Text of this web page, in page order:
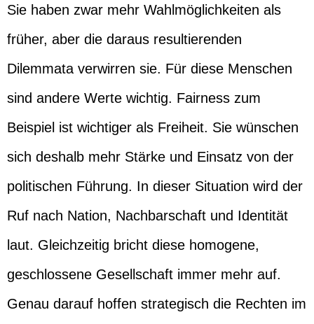
Sie haben zwar mehr Wahlmöglichkeiten als
früher, aber die daraus resultierenden
Dilemmata verwirren sie. Für diese Menschen
sind andere Werte wichtig. Fairness zum
Beispiel ist wichtiger als Freiheit. Sie wünschen
sich deshalb mehr Stärke und Einsatz von der
politischen Führung. In dieser Situation wird der
Ruf nach Nation, Nachbarschaft und Identität
laut. Gleichzeitig bricht diese homogene,
geschlossene Gesellschaft immer mehr auf.
Genau darauf hoffen strategisch die Rechten im